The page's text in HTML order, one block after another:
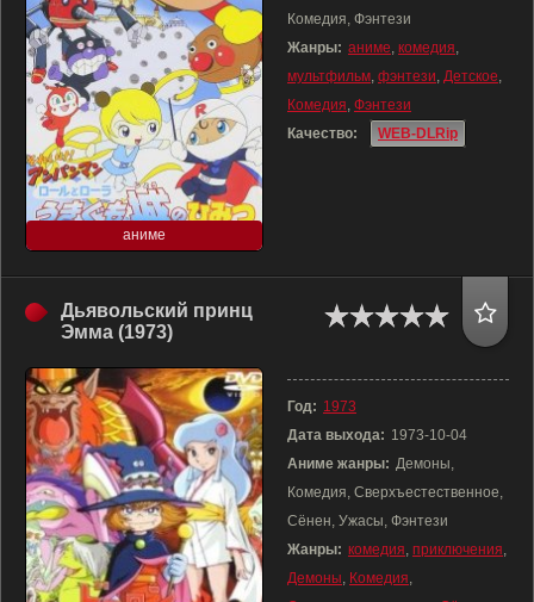
аниме
Комедия, Фэнтези
Жанры: аниме, комедия,
мультфильм, фэнтези, Детское,
Комедия, Фэнтези
Качество:
WEB-DLRip
Дьявольский принц
Эмма (1973)
Год: 1973
Дата выхода: 1973-10-04
Аниме жанры: Демоны,
Комедия, Сверхъестественное,
Сёнен, Ужасы, Фэнтези
Жанры: комедия, приключения,
Демоны, Комедия,